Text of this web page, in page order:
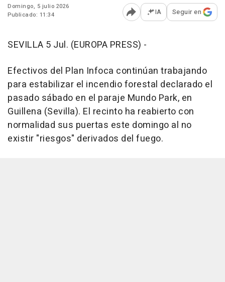
Domingo, 5 julio 2026
Publicado: 11:34
Abrir opciones para
IA Seguir en
SEVILLA 5 Jul. (EUROPA PRESS) -
Efectivos del Plan Infoca continúan trabajando
para estabilizar el incendio forestal declarado el
pasado sábado en el paraje Mundo Park, en
Guillena (Sevilla). El recinto ha reabierto con
normalidad sus puertas este domingo al no
existir "riesgos" derivados del fuego.